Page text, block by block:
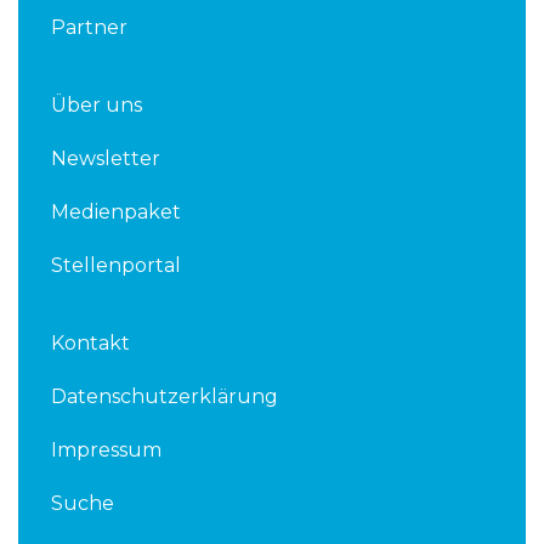
Partner
Über uns
Newsletter
Medienpaket
Stellenportal
Kontakt
Datenschutzerklärung
Impressum
Suche